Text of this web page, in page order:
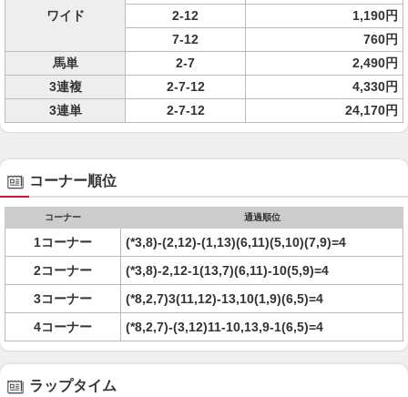
ワイド
2-12
1,190円
7-12
760円
馬単
2-7
2,490円
3連複
2-7-12
4,330円
3連単
2-7-12 24,170円
コーナー順位
コーナー 通過順位
1コーナー
(*3,8)-(2,12)-(1,13)(6,11)(5,10)(7,9)=4
2コーナー
(*3,8)-2,12-1(13,7)(6,11)-10(5,9)=4
3コーナー
(*8,2,7)3(11,12)-13,10(1,9)(6,5)=4
4コーナー
(*8,2,7)-(3,12)11-10,13,9-1(6,5)=4
ラップタイム